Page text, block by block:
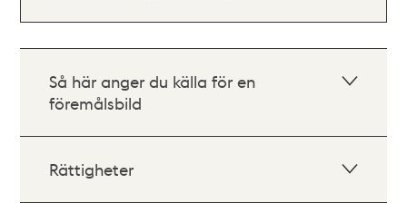
Så här anger du källa för en
föremålsbild
Rättigheter